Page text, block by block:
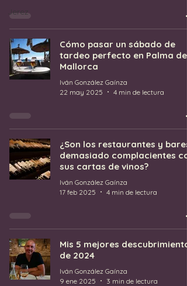
Jerez
Cómo pasar un sábado de
tardeo perfecto en Palma de
Mallorca
Iván González Gaínza
22 may 2025
4 min de lectura
¿Son los restaurantes y bares
demasiado complacientes
sus cartas de vinos?
Iván González Gaínza
17 feb 2025
4 min de lectura
Mis 5 mejores
de 2024
Iván González Gaínza
9 ene 2025
3 min de lectura